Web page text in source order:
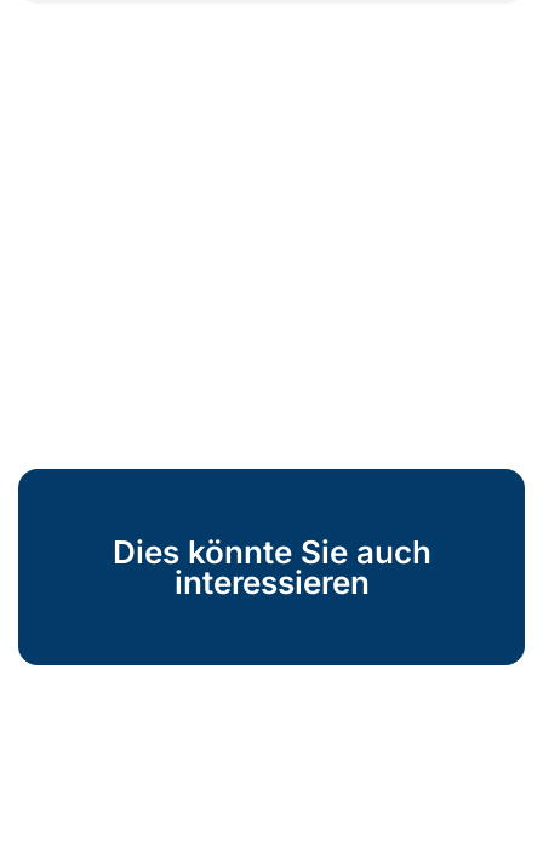
Dies könnte Sie auch
interessieren